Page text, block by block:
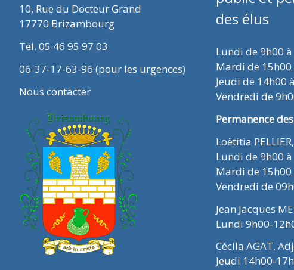
10, Rue du Docteur Grand
17770 Brizambourg
Tél. 05 46 95 97 03
06-37-17-63-96 (pour les urgences)
Nous contacter
des élus
Lundi de 9h00
Mardi de 15h00
Jeudi de 14h00
Vendredi de
Permanence
Loëtitia
Lundi de 9h00
Mardi de 15h00
Vendredi de
Jean Jacques
Lundi 9h00-
Cécila AGAT,
Jeudi 14h00-